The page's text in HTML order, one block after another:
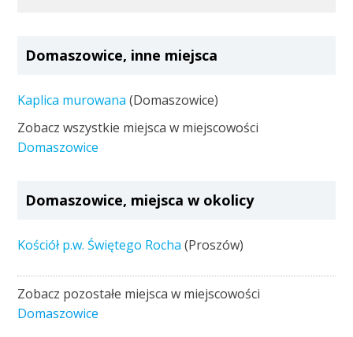
Domaszowice, inne miejsca
Kaplica murowana (Domaszowice)
Zobacz wszystkie miejsca w miejscowości
Domaszowice
Domaszowice, miejsca w okolicy
Kościół p.w. Świętego Rocha (Proszów)
Zobacz pozostałe miejsca w miejscowości
Domaszowice